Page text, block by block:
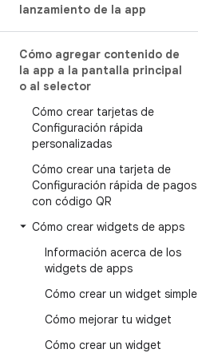
lanzamiento de la app
Cómo agregar contenido de
la app a la pantalla principal
o al selector
Cómo crear tarjetas de
Configuración rápida
personalizadas
Cómo crear una tarjeta de
Configuración rápida de pagos
con código QR
Cómo crear widgets de apps
Información acerca de los
widgets de apps
Cómo crear un widget simple
Cómo mejorar tu widget
Cómo crear un widget